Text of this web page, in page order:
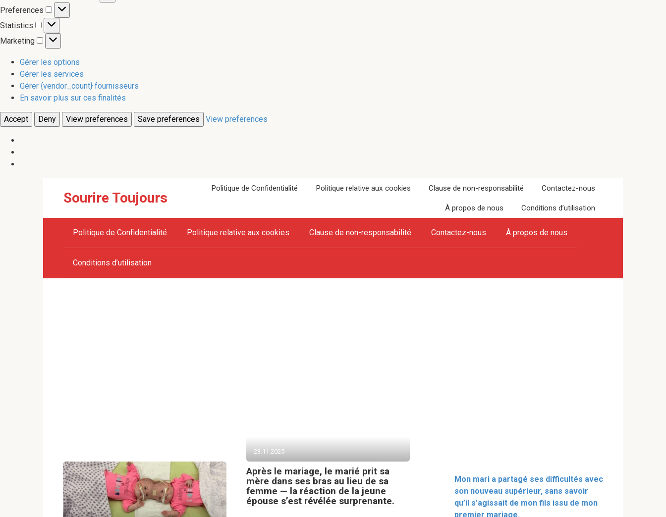
Preferences
Preferences
Statistics
Statistics
Marketing
Marketing
Gérer les options
Gérer les services
Gérer {vendor_count} fournisseurs
En savoir plus sur ces finalités
Accept Deny View preferences Save preferences View preferences
Sourire Toujours
Politique de Confidentialité Politique relative aux cookies Clause de non-responsabilité Contactez-nous
À propos de nous Conditions d’utilisation
Politique de Confidentialité Politique relative aux cookies Clause de non-responsabilité Contactez-nous À propos de nous
Conditions d’utilisation
23.11.2025
Après le mariage, le marié prit sa
mère dans ses bras au lieu de sa
femme — la réaction de la jeune
épouse s’est révélée surprenante.
Mon mari a partagé ses difficultés avec
son nouveau supérieur, sans savoir
qu’il s’agissait de mon fils issu de mon
premier mariage.